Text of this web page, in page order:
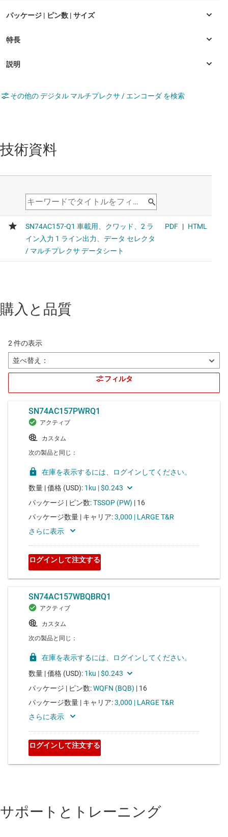
その他の デジタル マルチプレクサ / エンコーダ を検索
技術資料
購入と品質
サポートとトレーニング